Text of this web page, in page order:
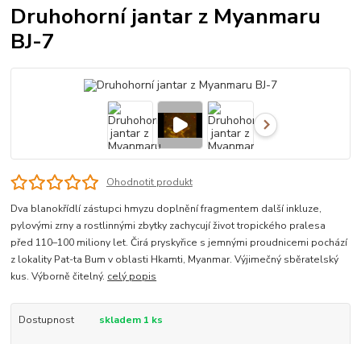
Druhohorní jantar z Myanmaru
BJ-7
Ohodnotit produkt
Dva blanokřídlí zástupci hmyzu doplnění fragmentem další inkluze,
pylovými zrny a rostlinnými zbytky zachycují život tropického pralesa
před 110–100 miliony let. Čirá pryskyřice s jemnými proudnicemi pochází
z lokality Pat-ta Bum v oblasti Hkamti, Myanmar. Výjimečný sběratelský
kus. Výborně čitelný. celý popis
Dostupnost skladem 1 ks